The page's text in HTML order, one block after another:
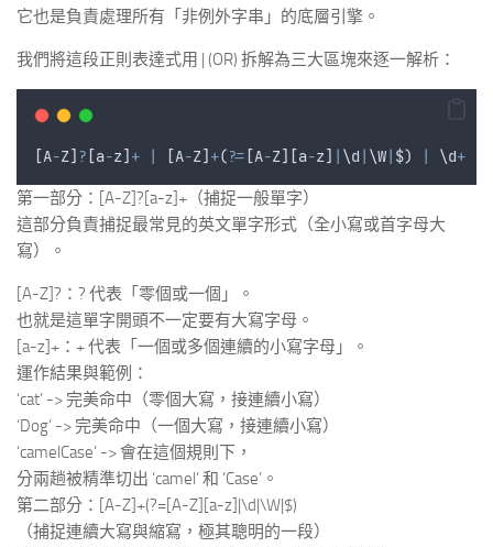
它也是負責處理所有「非例外字串」的底層引擎。
我們將這段正則表達式用 | (OR) 拆解為三大區塊來逐一解析：
[A-Z] ? [a-z] + [A-Z] +(?= [A-Z][a-z] \d \W $) \d+
第一部分：[A-Z]?[a-z]+（捕捉一般單字）
這部分負責捕捉最常見的英文單字形式（全小寫或首字母大
寫）。
[A-Z]?：? 代表「零個或一個」。
也就是這單字開頭不一定要有大寫字母。
[a-z]+：+ 代表「一個或多個連續的小寫字母」。
運作結果與範例：
‘cat’ -> 完美命中（零個大寫，接連續小寫）
‘Dog’ -> 完美命中（一個大寫，接連續小寫）
‘camelCase’ -> 會在這個規則下，
分兩趟被精準切出 ‘camel’ 和 ‘Case’。
第二部分：[A-Z]+(?=[A-Z][a-z]|\d|\W|$)
（捕捉連續大寫與縮寫，極其聰明的一段）